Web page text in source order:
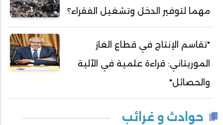
مهما لتوفير الدخل وتشغيل الفقراء؟
"تقاسم الإنتاج في قطاع الغاز
الموريتاني: قراءة علمية في الآلية
والحصائل"
حوادث و غرائب